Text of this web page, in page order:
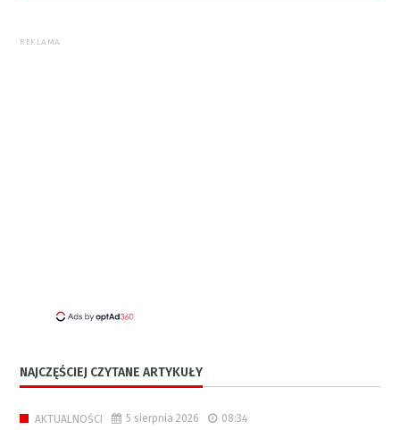
REKLAMA
NAJCZĘŚCIEJ CZYTANE ARTYKUŁY
AKTUALNOŚCI 5 sierpnia 2026 08:34